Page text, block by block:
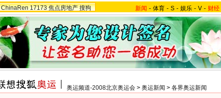
ChinaRen 17173 焦点房地产 搜狗 新闻 - 体育 - S - 娱乐 - V - 财经
奥运频道-2008北京奥运会 > 奥运新闻 > 各界奥运新闻